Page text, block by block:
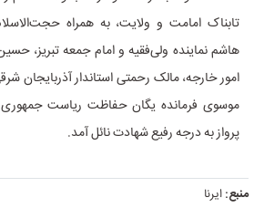
تابناک امامت و ولایت، به همراه
هاشم نماینده ولی‌فقیه و امام جمعه تبریز، حسین
امور خارجه، مالک رحمتی استاندار آذربایجان
موسوی فرمانده یگان حفاظت ریاست
پرواز به درجه رفیع شهادت نائل آمد.
منبع:ایرنا